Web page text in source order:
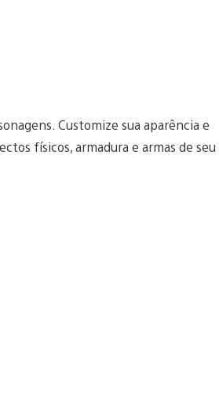
Customize sua aparência e
físicos, armadura e armas de seu